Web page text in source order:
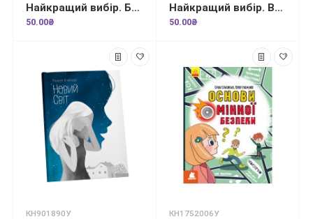
Найкращий вибір. Безпека в інтернеті
50.00₴
Найкращий вибір. Вирішуємо конфлікти
50.00₴
КН901890У КН1752006У